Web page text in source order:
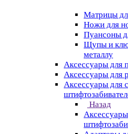
Матрицы
Ножи для
Пуансоны
Щупы и
металлу
Аксессуары для
Аксессуары для
Аксессуары для
Назад